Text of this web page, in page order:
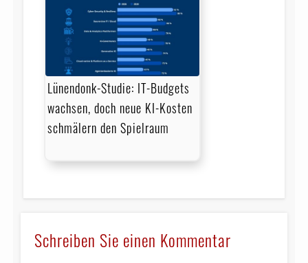
Lünendonk-Studie: IT-Budgets
wachsen, doch neue KI-Kosten
schmälern den Spielraum
Schreiben Sie einen Kommentar